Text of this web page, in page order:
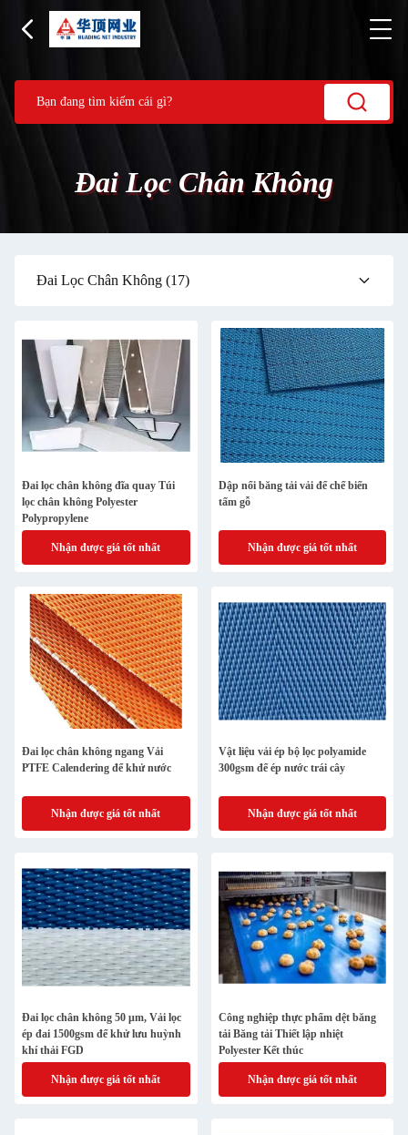
Đai Lọc Chân Không
Đai Lọc Chân Không (17)
Đai lọc chân không đĩa quay Túi
lọc chân không Polyester
Polypropylene
Nhận được giá tốt nhất
Dập nổi băng tải vải để chế biến
tấm gỗ
Nhận được giá tốt nhất
Đai lọc chân không ngang Vải
PTFE Calendering để khử nước
Nhận được giá tốt nhất
Vật liệu vải ép bộ lọc polyamide
300gsm để ép nước trái cây
Nhận được giá tốt nhất
Đai lọc chân không 50 μm, Vải lọc
ép đai 1500gsm để khử lưu huỳnh
khí thải FGD
Nhận được giá tốt nhất
Công nghiệp thực phẩm dệt băng
tải Băng tải Thiết lập nhiệt
Polyester Kết thúc
Nhận được giá tốt nhất